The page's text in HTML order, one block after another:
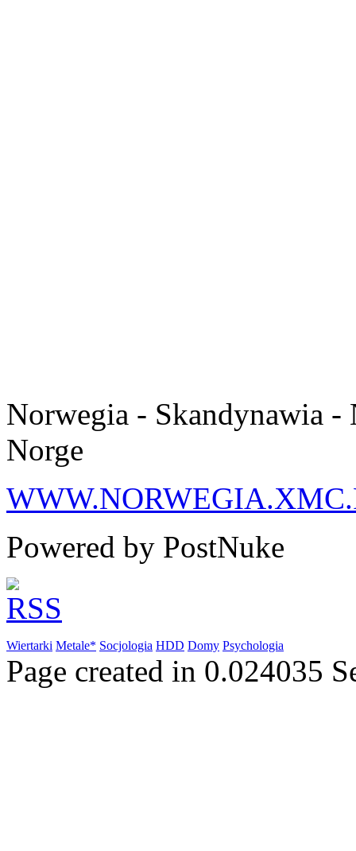
Norwegia - Skandynawia
Norge
Powered by PostNuke
Wiertarki Metale* Socjologia HDD Domy Psychologia
Page created in 0.024035